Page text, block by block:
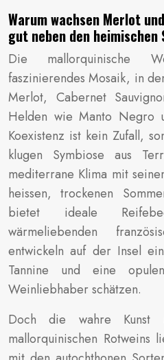
Warum wachsen Merlot
gut neben den heimischen
Die mallorquinische
faszinierendes Mosaik, in
Merlot, Cabernet
Helden wie Manto Negro
Koexistenz ist kein Zufall,
klugen Symbiose aus
mediterrane Klima mit
heissen, trockenen
bietet ideale
wärmeliebenden
entwickeln auf der Insel
Tannine und eine
Weinliebhaber schätzen.
Doch die wahre Kunst
mallorquinischen Rotweins